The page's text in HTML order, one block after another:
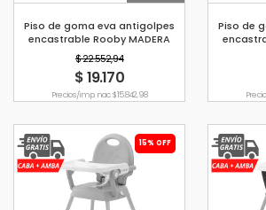
Piso de goma eva antigolpes
encastrable Rooby MADERA
CLARA
$ 22.552,94
$ 19.170
Precio s/imp. nac. $ 15.842,98
Piso de
15% OFF